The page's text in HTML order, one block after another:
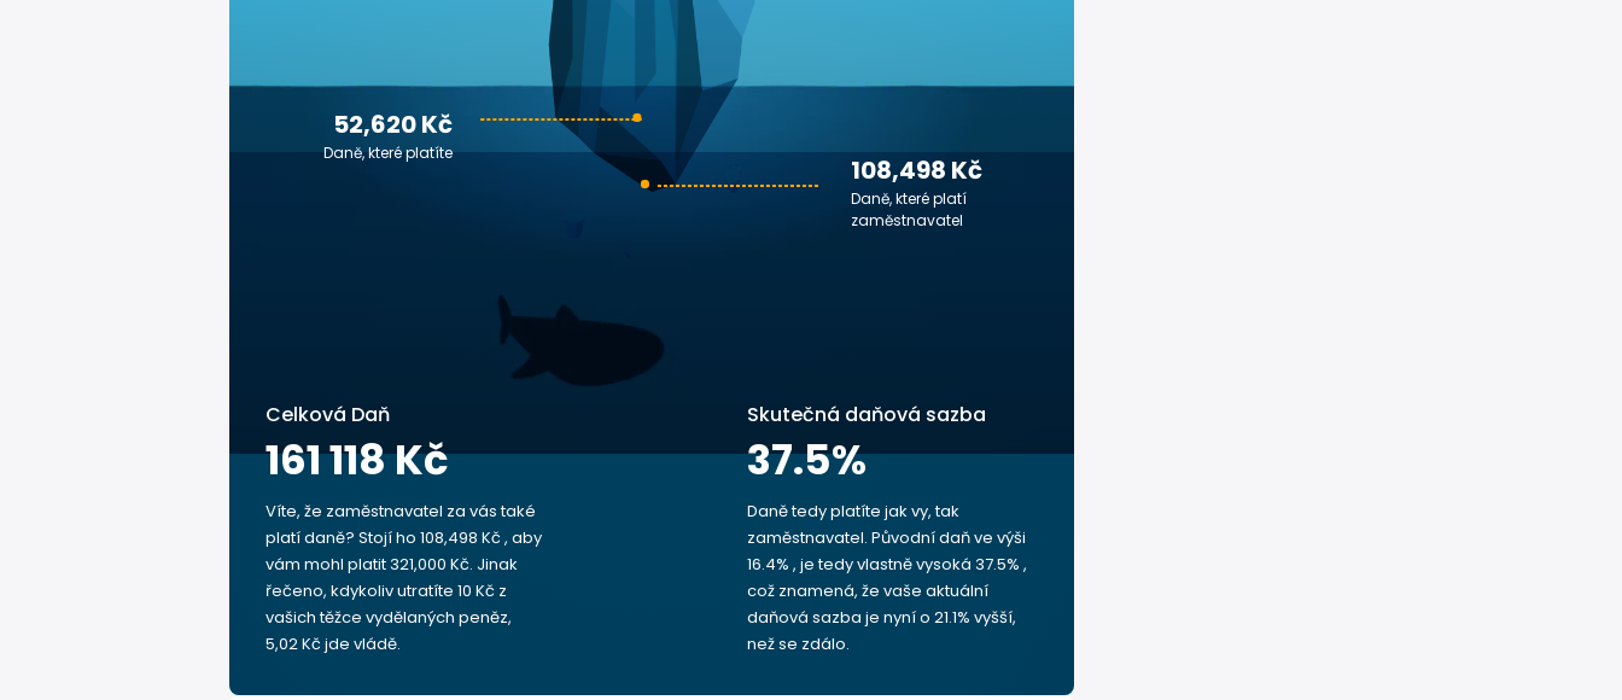
108,498 Kč
Daně, které platí
zaměstnavatel
52,620 Kč
Daně, které platíte
Celková Daň
161 118 Kč
Víte, že zaměstnavatel za vás také
platí daně? Stojí ho 108,498 Kč , aby
vám mohl platit 321,000 Kč. Jinak
řečeno, kdykoliv utratíte 10 Kč z
vašich těžce vydělaných peněz,
5,02 Kč jde vládě.
Skutečná daňová sazba
37.5%
Daně tedy platíte jak vy, tak
zaměstnavatel. Původní daň ve výši
16.4% , je tedy vlastně vysoká 37.5% ,
což znamená, že vaše aktuální
daňová sazba je nyní o 21.1% vyšší,
než se zdálo.